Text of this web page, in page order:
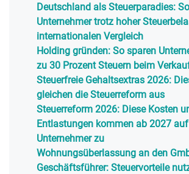
Deutschland als Steuerparadies:
Unternehmer trotz hoher
internationalen Vergleich
Holding gründen: So sparen
zu 30 Prozent Steuern beim
Steuerfreie Gehaltsextras 2026:
gleichen die Steuerreform aus
Steuerreform 2026: Diese Kosten
Entlastungen kommen ab 2027 auf
Unternehmer zu
Wohnungsüberlassung an den
Geschäftsführer: Steuervorteile